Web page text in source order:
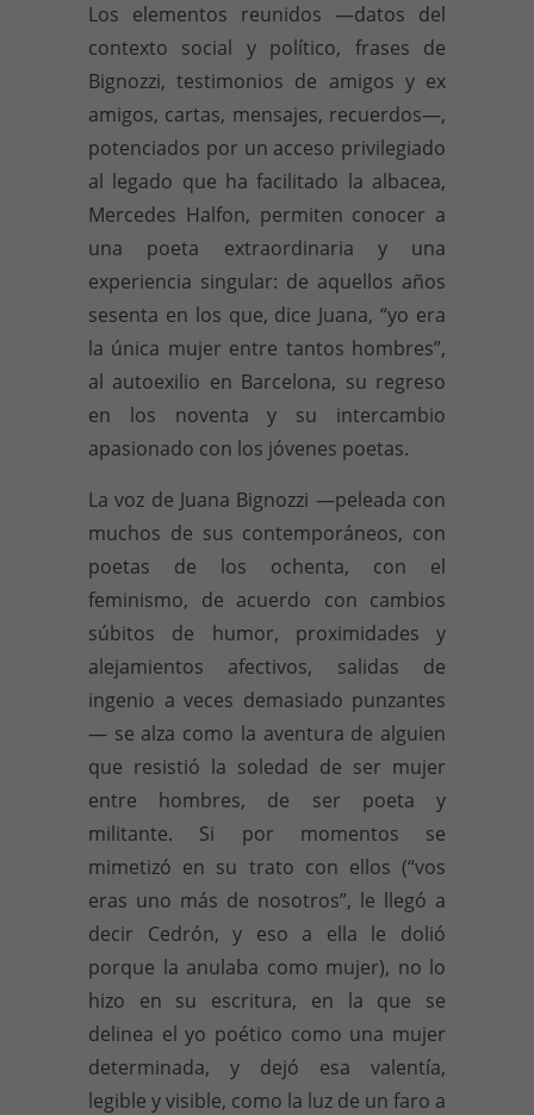
Los elementos reunidos —datos del
contexto social y político, frases de
Bignozzi, testimonios de amigos y ex
amigos, cartas, mensajes, recuerdos—,
potenciados por un acceso privilegiado
al legado que ha facilitado la albacea,
Mercedes Halfon, permiten conocer a
una poeta extraordinaria y una
experiencia singular: de aquellos años
sesenta en los que, dice Juana, “yo era
la única mujer entre tantos hombres”,
al autoexilio en Barcelona, su regreso
en los noventa y su intercambio
apasionado con los jóvenes poetas.
La voz de Juana Bignozzi —peleada con
muchos de sus contemporáneos, con
poetas de los ochenta, con el
feminismo, de acuerdo con cambios
súbitos de humor, proximidades y
alejamientos afectivos, salidas de
ingenio a veces demasiado punzantes
— se alza como la aventura de alguien
que resistió la soledad de ser mujer
entre hombres, de ser poeta y
militante. Si por momentos se
mimetizó en su trato con ellos (“vos
eras uno más de nosotros”, le llegó a
decir Cedrón, y eso a ella le dolió
porque la anulaba como mujer), no lo
hizo en su escritura, en la que se
delinea el yo poético como una mujer
determinada, y dejó esa valentía,
legible y visible, como la luz de un faro a